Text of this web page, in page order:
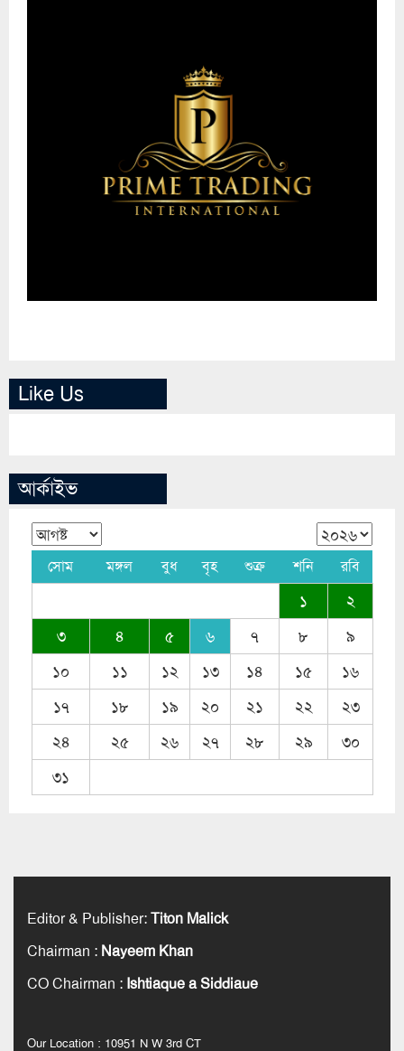
Like Us
আর্কাইভ
সোম মঙ্গল বুধ বৃহ শুক্র শনি রবি
১
২
৩
৪ ৫ ৬ ৭ ৮
৯
১০
১১ ১২ ১৩ ১৪ ১৫
১৬
১৭
১৮ ১৯ ২০ ২১ ২২
২৩
২৪
২৫ ২৬ ২৭ ২৮ ২৯
৩০
৩১
Editor & Publisher:Titon Malick
Chairman : Nayeem Khan
CO Chairman : Ishtiaque a Siddiaue
Our Location : 10951 N W 3rd CT